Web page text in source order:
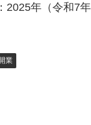
2025年（令和7
業